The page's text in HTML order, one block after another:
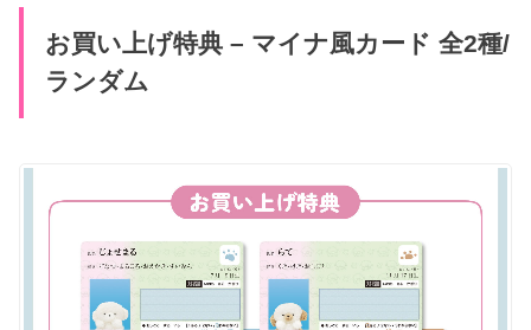
お買い上げ特典 – マイナ風カード 全2種/
ランダム